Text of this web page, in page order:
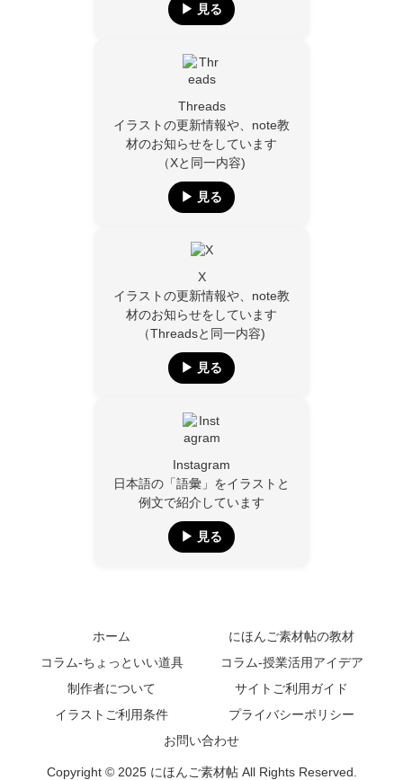
▶︎ 見る
Threads
イラストの更新情報や、note教
材のお知らせをしています
（Xと同一内容)
▶︎ 見る
X
イラストの更新情報や、note教
材のお知らせをしています
（Threadsと同一内容)
▶︎ 見る
Instagram
日本語の「語彙」をイラストと
例文で紹介しています
▶︎ 見る
ホーム
にほんご素材帖の教材
コラム-ちょっといい道具
コラム-授業活用アイデア
制作者について
サイトご利用ガイド
イラストご利用条件
プライバシーポリシー
お問い合わせ
Copyright © 2025 にほんご素材帖 All Rights Reserved.